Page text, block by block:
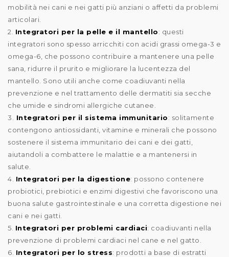
mobilità nei cani e nei gatti più anziani o affetti da problemi
articolari.
2. Integratori per la pelle e il mantello: questi
integratori sono spesso arricchiti con acidi grassi omega-3 e
omega-6, che possono contribuire a mantenere una pelle
sana, ridurre il prurito e migliorare la lucentezza del
mantello. Sono utili anche come coadiuvanti nella
prevenzione e nel trattamento delle dermatiti sia secche
che umide e sindromi allergiche cutanee.
3.
Integratori per il sistema immunitario: solitamente
contengono antiossidanti, vitamine e minerali che possono
sostenere il sistema immunitario dei cani e dei gatti,
aiutandoli a combattere le malattie e a mantenersi in
salute.
4. Integratori per la digestione: possono contenere
probiotici, prebiotici e enzimi digestivi che favoriscono una
buona salute gastrointestinale e una corretta digestione nei
cani e nei gatti.
5. Integratori per problemi cardiaci: coadiuvanti nella
prevenzione di problemi cardiaci nel cane e nel gatto.
6. Integratori per lo stress: prodotti a base di estratti